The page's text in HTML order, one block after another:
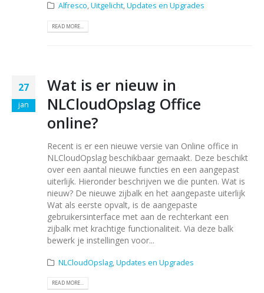
Alfresco,Uitgelicht,Updates en Upgrades
READ MORE...
27
jan
Wat is er nieuw in
NLCloudOpslag Office
online?
Recent is er een nieuwe versie van Online office in
NLCloudOpslag beschikbaar gemaakt. Deze beschikt
over een aantal nieuwe functies en een aangepast
uiterlijk. Hieronder beschrijven we die punten. Wat is
nieuw? De nieuwe zijbalk en het aangepaste uiterlijk
Wat als eerste opvalt, is de aangepaste
gebruikersinterface met aan de rechterkant een
zijbalk met krachtige functionaliteit. Via deze balk
bewerk je instellingen voor...
NLCloudOpslag,Updates en Upgrades
READ MORE...